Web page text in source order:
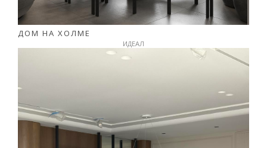
ДОМ НА ХОЛМЕ
ИДЕАЛ